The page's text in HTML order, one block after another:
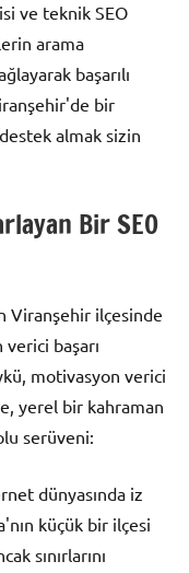
ve teknik SEO
arama
başarılı
bir
almak sizin
Bir SEO
Viranşehir ilçesinde
verici başarı
motivasyon verici
yerel bir kahraman
serüveni:
dünyasında iz
küçük bir ilçesi
sınırlarını